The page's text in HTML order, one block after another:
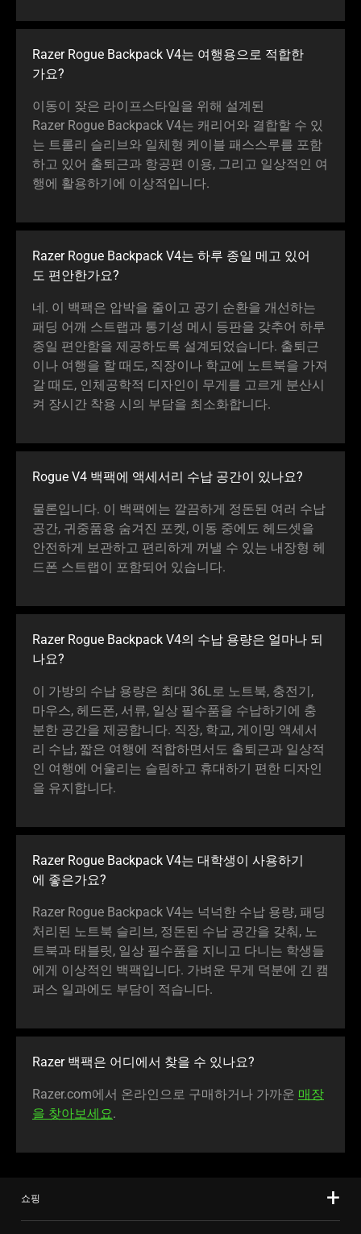
Razer Rogue Backpack V4는 여행용으로 적합한
가요?
이동이 잦은 라이프스타일을 위해 설계된
Razer Rogue Backpack V4는 캐리어와 결합할 수 있
는 트롤리 슬리브와 일체형 케이블 패스스루를 포함
하고 있어 출퇴근과 항공편 이용, 그리고 일상적인 여
행에 활용하기에 이상적입니다.
Razer Rogue Backpack V4는 하루 종일 메고 있어
도 편안한가요?
네. 이 백팩은 압박을 줄이고 공기 순환을 개선하는
패딩 어깨 스트랩과 통기성 메시 등판을 갖추어 하루
종일 편안함을 제공하도록 설계되었습니다. 출퇴근
이나 여행을 할 때도, 직장이나 학교에 노트북을 가져
갈 때도, 인체공학적 디자인이 무게를 고르게 분산시
켜 장시간 착용 시의 부담을 최소화합니다.
Rogue V4 백팩에 액세서리 수납 공간이 있나요?
물론입니다. 이 백팩에는 깔끔하게 정돈된 여러 수납
공간, 귀중품용 숨겨진 포켓, 이동 중에도 헤드셋을
안전하게 보관하고 편리하게 꺼낼 수 있는 내장형 헤
드폰 스트랩이 포함되어 있습니다.
Razer Rogue Backpack V4의 수납 용량은 얼마나 되
나요?
이 가방의 수납 용량은 최대 36L로 노트북, 충전기,
마우스, 헤드폰, 서류, 일상 필수품을 수납하기에 충
분한 공간을 제공합니다. 직장, 학교, 게이밍 액세서
리 수납, 짧은 여행에 적합하면서도 출퇴근과 일상적
인 여행에 어울리는 슬림하고 휴대하기 편한 디자인
을 유지합니다.
Razer Rogue Backpack V4는 대학생이 사용하기
에 좋은가요?
Razer Rogue Backpack V4는 넉넉한 수납 용량, 패딩
처리된 노트북 슬리브, 정돈된 수납 공간을 갖춰, 노
트북과 태블릿, 일상 필수품을 지니고 다니는 학생들
에게 이상적인 백팩입니다. 가벼운 무게 덕분에 긴 캠
퍼스 일과에도 부담이 적습니다.
Razer 백팩은 어디에서 찾을 수 있나요?
Razer.com에서 온라인으로 구매하거나 가까운 매장
을 찾아보세요.
쇼핑